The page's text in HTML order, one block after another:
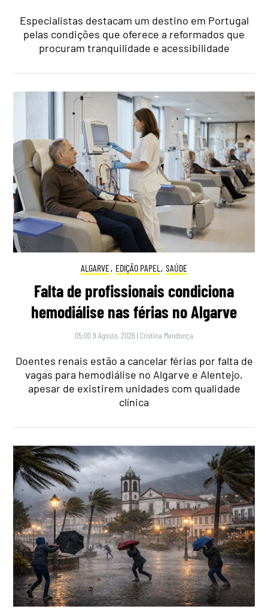
Especialistas destacam um destino em Portugal
pelas condições que oferece a reformados que
procuram tranquilidade e acessibilidade
ALGARVE, EDIÇÃO PAPEL , SAÚDE
Falta de profissionais condiciona
hemodiálise nas férias no Algarve
05:00 9 Agosto, 2026 | Cristina Mendonça
Doentes renais estão a cancelar férias por falta de
vagas para hemodiálise no Algarve e Alentejo,
apesar de existirem unidades com qualidade
clínica